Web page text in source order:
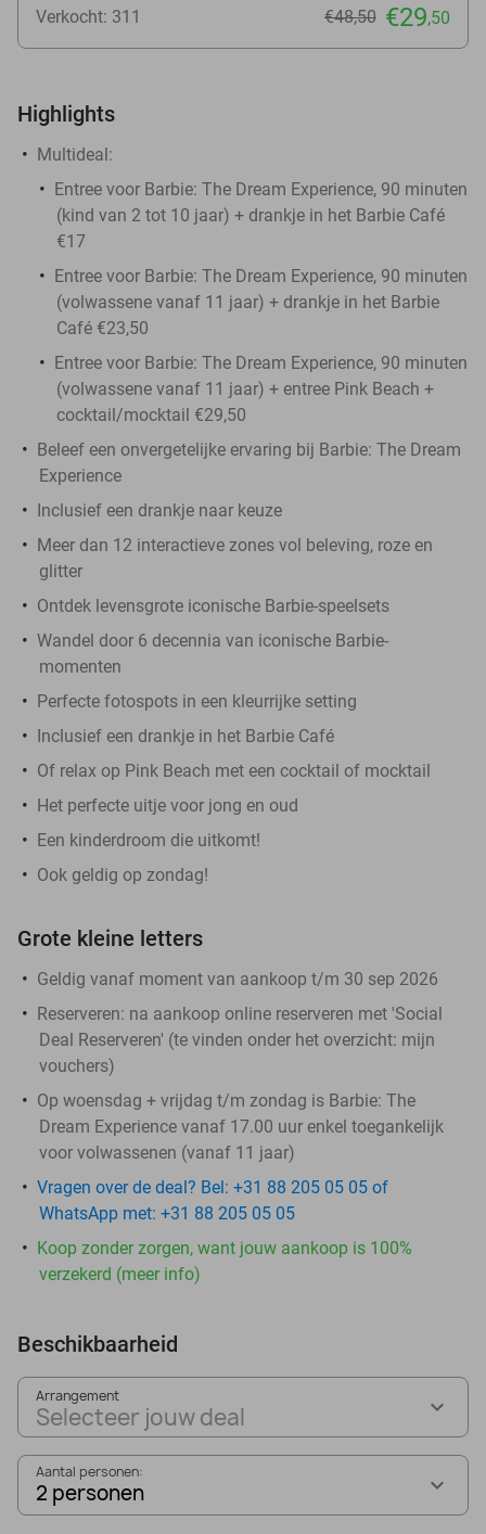
Verkocht: 311 €48,50 €29,50
Highlights
Multideal:
Entree voor Barbie: The Dream Experience, 90 minuten
(kind van 2 tot 10 jaar) + drankje in het Barbie Café
€17
Entree voor Barbie: The Dream Experience, 90 minuten
(volwassene vanaf 11 jaar) + drankje in het Barbie
Café €23,50
Entree voor Barbie: The Dream Experience, 90 minuten
(volwassene vanaf 11 jaar) + entree Pink Beach +
cocktail/mocktail €29,50
Beleef een onvergetelijke ervaring bij Barbie: The Dream
Experience
Inclusief een drankje naar keuze
Meer dan 12 interactieve zones vol beleving, roze en
glitter
Ontdek levensgrote iconische Barbie-speelsets
Wandel door 6 decennia van iconische Barbie-
momenten
Perfecte fotospots in een kleurrijke setting
Inclusief een drankje in het Barbie Café
Of relax op Pink Beach met een cocktail of mocktail
Het perfecte uitje voor jong en oud
Een kinderdroom die uitkomt!
Ook geldig op zondag!
Grote kleine letters
Geldig vanaf moment van aankoop t/m 30 sep 2026
Reserveren: na aankoop online reserveren met 'Social
Deal Reserveren' (te vinden onder het overzicht: mijn
vouchers)
Op woensdag + vrijdag t/m zondag is Barbie: The
Dream Experience vanaf 17.00 uur enkel toegankelijk
voor volwassenen (vanaf 11 jaar)
Vragen over de deal? Bel: +31 88 205 05 05 of
WhatsApp met: +31 88 205 05 05
Koop zonder zorgen, want jouw aankoop is 100%
verzekerd (meer info)
Beschikbaarheid
Arrangement
Selecteer jouw deal
Aantal personen:
2 personen